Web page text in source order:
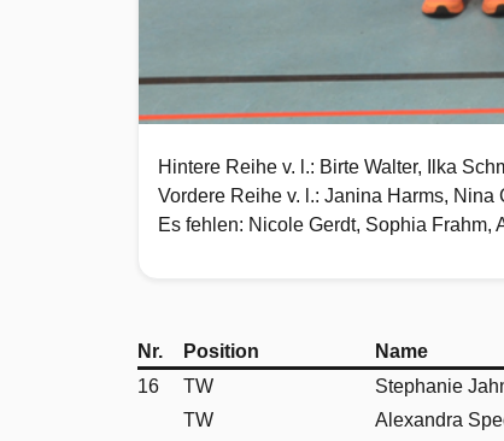
Hintere Reihe v. l.: Birte Walter, Ilka
Vordere Reihe v. l.: Janina Harms,
Es fehlen: Nicole Gerdt, Sophia Frahm,
Nr. Position Name
16
TW Stephanie
TW
Alexandra